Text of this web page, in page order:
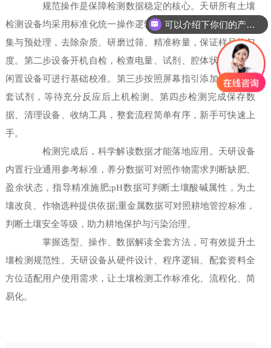
规范操作是保障检测数据稳定的核心。天研所有土壤
检测设备均采用标准化统一操作逻辑，第一步进行土壤样品采
集与预处理，去除杂质、研磨过筛、精准称量，保证样品均匀
度。第二步设备开机自检，检查电量、试剂、腔体状态，长期
闲置设备可进行基础校准。第三步按照屏幕指引添加样品与配
套试剂，等待充分反应后上机检测。第四步检测完成保存数
据、清理设备、收纳工具，整套流程简单有序，新手可快速上
手。
检测完成后，科学解读数据才能落地应用。天研设备
内置行业通用参考标准，养分数据可对照作物需求判断缺肥、
盈余状态，指导精准施肥;pH数据可判断土壤酸碱属性，为土
壤改良、作物选种提供依据;重金属数据可对照耕地管控标准，
判断土壤安全等级，助力耕地保护与污染治理。
掌握选型、操作、数据解读全套方法，可有效提升土
壤检测规范性。天研设备从硬件设计、程序逻辑、配套资料全
方位适配用户使用需求，让土壤检测工作标准化、流程化、简
易化。
可以介绍下你们的产品么